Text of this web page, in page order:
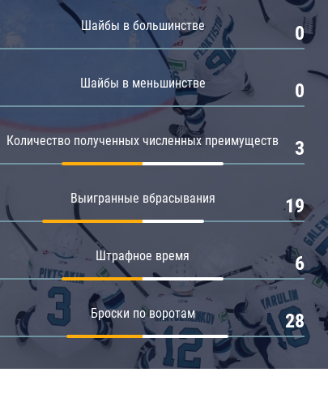
Шайбы в большинстве 0
Шайбы в меньшинстве 0
Количество полученных численных преимуществ 3
Выигранные вбрасывания 19
Штрафное время 6
Броски по воротам 28